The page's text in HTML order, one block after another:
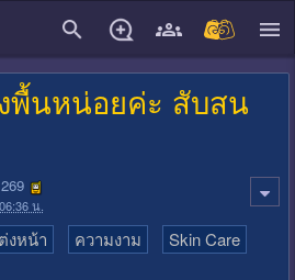
พื้นหน่อยค่ะ สับสน
น.
งหน้า ความงาม Skin Care
close